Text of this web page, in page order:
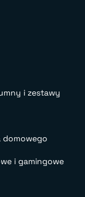
i zestawy
domowego
i gamingowe